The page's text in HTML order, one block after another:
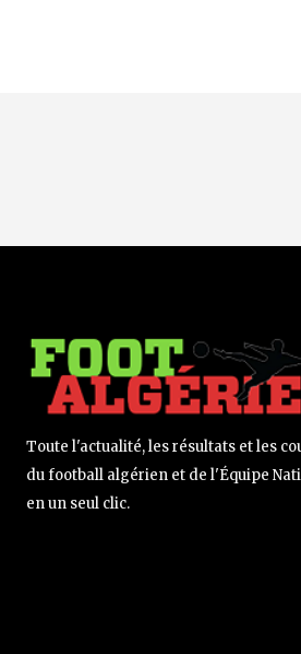
Toute l'actualité, les résultats et les
du football algérien et de l'Équipe
en un seul clic.